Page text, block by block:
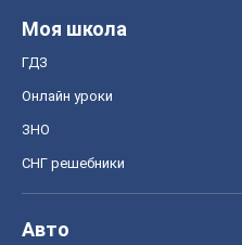
Моя школа
ГДЗ
Онлайн уроки
ЗНО
СНГ решебники
Авто